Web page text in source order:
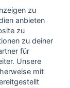
in der
GmbH
Lebensjahr
zu
anbieten
zu
zu deiner
für
Unsere
mit